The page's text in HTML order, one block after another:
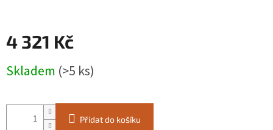
4 321 Kč
cena:
Skladem (>5 ks)
Přidat do košíku